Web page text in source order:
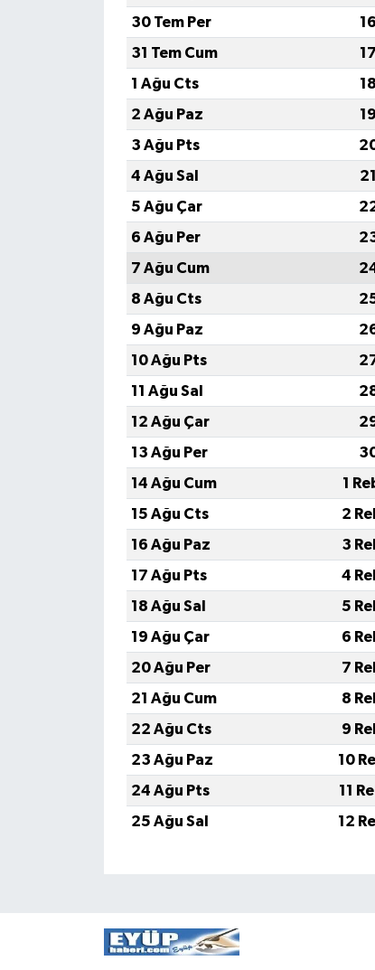
30 Tem Per
31 Tem Cum
1 Ağu Cts
2 Ağu Paz
3 Ağu Pts
4 Ağu Sal
5 Ağu Çar
6 Ağu Per
7 Ağu Cum
8 Ağu Cts
9 Ağu Paz
10 Ağu Pts
11 Ağu Sal
12 Ağu Çar
13 Ağu Per
14 Ağu Cum
1
15 Ağu Cts
2
16 Ağu Paz
3
17 Ağu Pts
4
18 Ağu Sal
5
19 Ağu Çar
6
20 Ağu Per
7
21 Ağu Cum
8
22 Ağu Cts
9
23 Ağu Paz
10
24 Ağu Pts
11
25 Ağu Sal
12